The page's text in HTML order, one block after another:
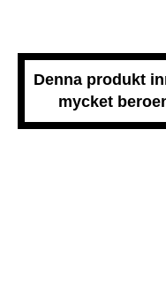
Denna produkt
mycket